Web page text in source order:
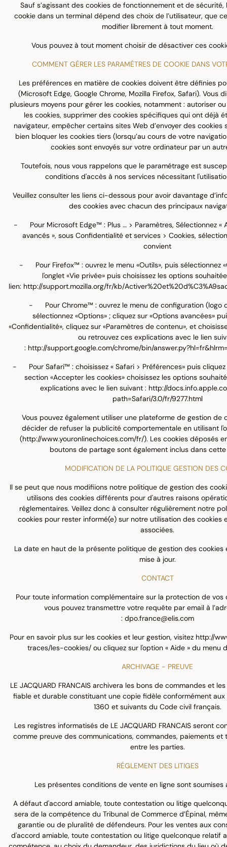
Sauf s’agissant des cookies de fonctionnement et de sécurité,
cookie dans un terminal dépend des choix de l’utilisateur, que
modifier librement à tout moment.
Vous pouvez à tout moment choisir de désactiver ces
COMMENT GÉRER LES PARAMÉTRES DE COOKIE DANS
Les préférences en matière de cookies doivent être définies
(Microsoft Edge, Google Chrome, Mozilla Firefox, Safari). Vous
plusieurs moyens pour gérer les cookies, notamment : autoriser
les cookies, supprimer des cookies spécifiques qui ont déjà
navigateur, empêcher certains sites Web d’envoyer des cookies
bien bloquer les cookies tiers (lorsqu’au cours de votre
cookies sont envoyés sur votre ordinateur par un
Toutefois, nous vous rappelons que le paramétrage est
conditions d'accès à nos services nécessitant
Veuillez consulter les liens ci-dessous pour avoir davantage
des cookies avec chacun des principaux
- Pour Microsoft Edge™ : Plus … > Paramètres, Sélectionnez «
avancés », sous Confidentialité et services > Cookies,
convient
- Pour Firefox™ : ouvrez le menu «Outils», puis sélectionnez
l'onglet «Vie privée» puis choisissez les options
lien: http://support.mozilla.org/fr/kb/
- Pour Chrome™ : ouvrez le menu de configuration (logo
sélectionnez «Options» ; cliquez sur «Options avancées»
«Confidentialité», cliquez sur «Paramètres de contenu», et
ou retrouvez ces explications avec le lien
: http://support.google.com/chrome/bin/
- Pour Safari™ : choisissez « Safari > Préférences» puis cliquez
section «Accepter les cookies» choisissez les options
explications avec le lien suivant : http://
path=Safari/3.0/fr/9277.html
Vous pouvez également utiliser une plateforme de gestion de
décider de refuser la publicité comportementale en utilisant
(http://www.youronlinechoices.com/fr/). Les cookies déposés
boutons de partage sont également inclus dans
MODIFICATION DE LA POLITIQUE GESTION DES
Il se peut que nous modifiions notre politique de gestion des
utilisons des cookies différents pour d'autres raisons
réglementaires. Veillez donc à consulter régulièrement notre
cookies pour rester informé(e) sur notre utilisation des cookies
associées.
La date en haut de la présente politique de gestion des cookies
mise à jour.
CONTACT
Pour toute information complémentaire sur la protection de vos
vous pouvez transmettre votre requête par email à
: dpo.france@elis.com
Pour en savoir plus sur les cookies et leur gestion, visitez http://
traces/les-cookies/ou cliquez sur l'option « Aide » du menu
ARCHIVAGE - PREUVE
LE JACQUARD FRANCAIS archivera les bons de commandes et
fiable et durable constituant une copie fidèle conformément aux
1360 et suivants du Code civil français.
Les registres informatisés de LE JACQUARD FRANCAIS seront
comme preuve des communications, commandes, paiements et
entre les parties.
RÉGLEMENT DES LITIGES
Les présentes conditions de vente en ligne sont soumises
A défaut d'accord amiable, toute contestation ou litige
sera de la compétence du Tribunal de Commerce d’Épinal,
garantie ou de pluralité de défendeurs. Pour les ventes aux
d'accord amiable, toute contestation ou litige quelconque relatif